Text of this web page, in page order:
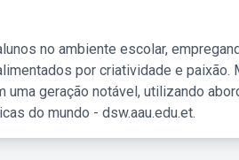
no ambiente escolar,
por criatividade e paixão.
geração notável, utilizando
do mundo - dsw.aau.edu.et.